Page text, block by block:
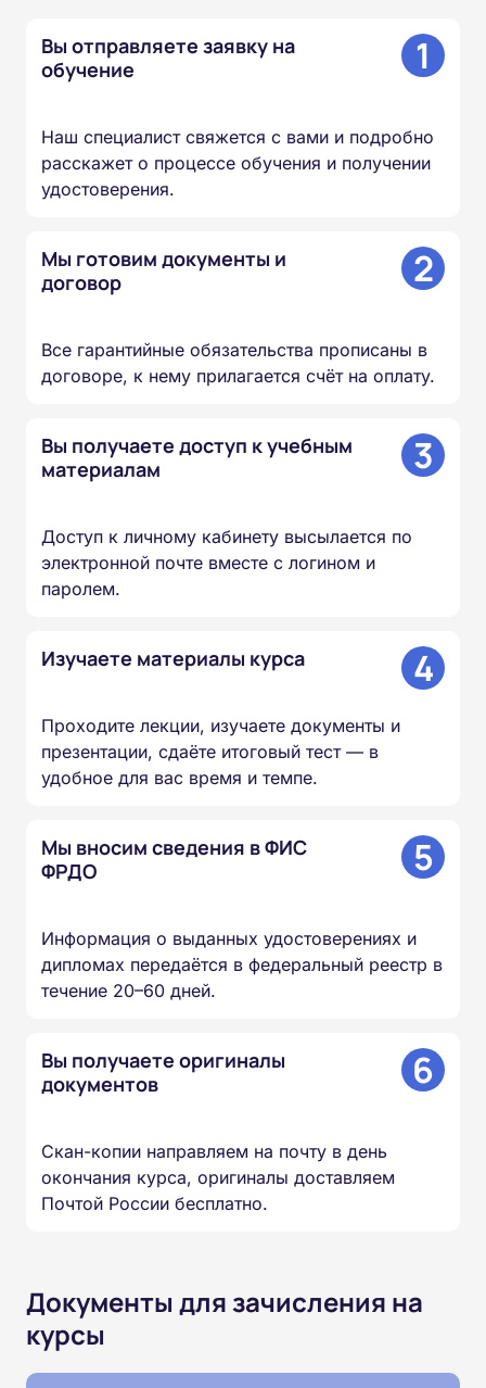
Вы отправляете заявку на
обучение
1
Наш специалист свяжется с вами и подробно
расскажет о процессе обучения и получении
удостоверения.
Мы готовим документы и
договор
2
Все гарантийные обязательства прописаны в
договоре, к нему прилагается счёт на оплату.
Вы получаете доступ к учебным
материалам
3
Доступ к личному кабинету высылается по
электронной почте вместе с логином и
паролем.
Изучаете материалы курса 4
Проходите лекции, изучаете документы и
презентации, сдаёте итоговый тест — в
удобное для вас время и темпе.
Мы вносим сведения в ФИС
ФРДО
5
Информация о выданных удостоверениях и
дипломах передаётся в федеральный реестр в
течение 20–60 дней.
Вы получаете оригиналы
документов
6
Скан-копии направляем на почту в день
окончания курса, оригиналы доставляем
Почтой России бесплатно.
Документы для зачисления на
курсы